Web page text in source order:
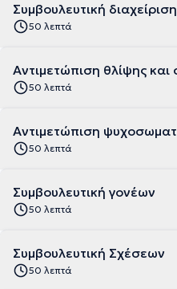
Συμβουλευτική
50 λεπτά
Αντιμετώπιση θλίψης και
50 λεπτά
Αντιμετώπιση
50 λεπτά
Συμβουλευτική γονέων
50 λεπτά
Συμβουλευτική Σχέσεων
50 λεπτά